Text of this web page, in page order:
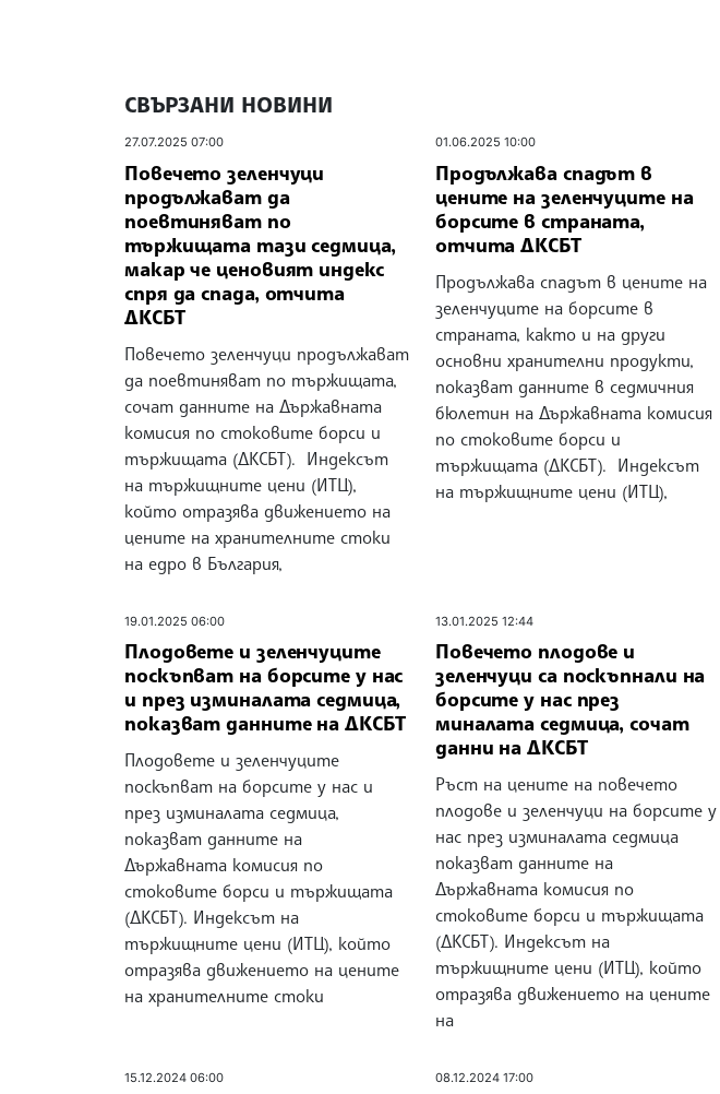
СВЪРЗАНИ НОВИНИ
27.07.2025 07:00
Повечето зеленчуци
продължават да
поевтиняват по
тържищата тази седмица,
макар че ценовият индекс
спря да спада, отчита
ДКСБТ
Повечето зеленчуци продължават
да поевтиняват по тържищата,
сочат данните на Държавната
комисия по стоковите борси и
тържищата (ДКСБТ). Индексът
на тържищните цени (ИТЦ),
който отразява движението на
цените на хранителните стоки
на едро в България,
01.06.2025 10:00
Продължава спадът в
цените на зеленчуците на
борсите в страната,
отчита ДКСБТ
Продължава спадът в цените на
зеленчуците на борсите в
страната, както и на други
основни хранителни продукти,
показват данните в седмичния
бюлетин на Държавната комисия
по стоковите борси и
тържищата (ДКСБТ). Индексът
на тържищните цени (ИТЦ),
19.01.2025 06:00
Плодовете и зеленчуците
поскъпват на борсите у нас
и през изминалата седмица,
показват данните на ДКСБТ
Плодовете и зеленчуците
поскъпват на борсите у нас и
през изминалата седмица,
показват данните на
Държавната комисия по
стоковите борси и тържищата
(ДКСБТ). Индексът на
тържищните цени (ИТЦ), който
отразява движението на цените
на хранителните стоки
13.01.2025 12:44
Повечето плодове и
зеленчуци са поскъпнали на
борсите у нас през
миналата седмица, сочат
данни на ДКСБТ
Ръст на цените на повечето
плодове и зеленчуци на борсите у
нас през изминалата седмица
показват данните на
Държавната комисия по
стоковите борси и тържищата
(ДКСБТ). Индексът на
тържищните цени (ИТЦ), който
отразява движението на цените
на
15.12.2024 06:00 08.12.2024 17:00